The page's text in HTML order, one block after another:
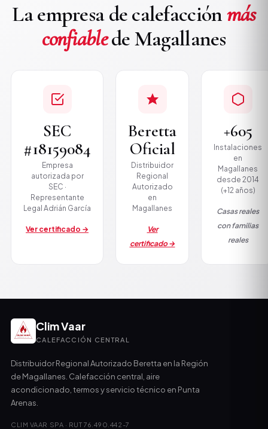
La empresa de calefacciónmás
confiablede Magallanes
SEC
#18159084
Empresa
autorizada por
SEC ·
Representante
Legal Adrián García
Ver certificado →
Beretta
Oficial
Distribuidor
Regional
Autorizado
en
Magallanes
Ver
certificado →
+605
Instalaciones
en
Magallanes
desde 2014
(+12 años)
Casas reales
con familias
reales
Clim Vaar
CALEFACCIÓN CENTRAL
Distribuidor Regional Autorizado Beretta en la Región
de Magallanes. Calefacción central, aire
acondicionado, termos y servicio técnico en Punta
Arenas.
CLIM VAAR SPA · RUT 76.490.442-7